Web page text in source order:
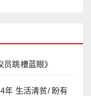
员跳槽蓝眼》
年 生活清贫/ 盼有